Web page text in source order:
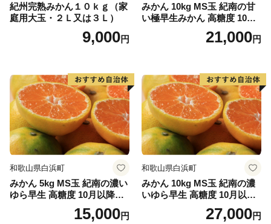
紀州完熟みかん１０ｋｇ（家
庭用大玉・２Ｌ又は３Ｌ）
9,000円
みかん 10kg MS玉 紀南の甘
い極早生みかん 高糖度 10月
以降発送 マルチ被覆栽培
21,000円
和歌山県白浜町
みかん 5kg MS玉 紀南の濃い
ゆら早生 高糖度 10月以降発
送 マルチ被覆栽培15,000円
和歌山県白浜町
みかん 10kg MS玉 紀南の濃
いゆら早生 高糖度 10月以降
発送 マルチ被覆栽培27,000円